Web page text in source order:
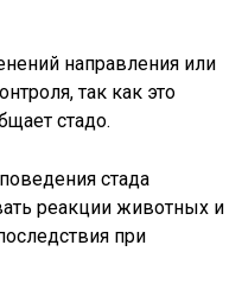
направления или
так как это
стадо.
стада
реакции животных и
при